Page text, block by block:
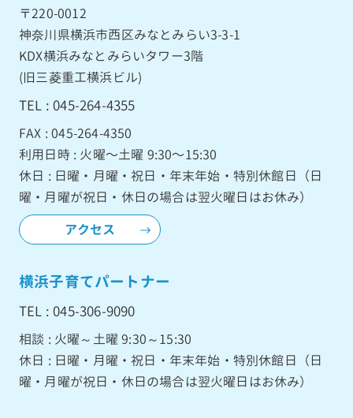
〒220-0012
神奈川県横浜市西区みなとみらい3-3-1
KDX横浜みなとみらいタワー3階
(旧三菱重工横浜ビル)
TEL : 045-264-4355
FAX : 045-264-4350
利用日時 : 火曜〜土曜 9:30〜15:30
休日 : 日曜・月曜・祝日・年末年始・特別休館日（日
曜・月曜が祝日・休日の場合は翌火曜日はお休み）
アクセス
横浜子育てパートナー
TEL : 045-306-9090
相談 : 火曜～土曜 9:30～15:30
休日 : 日曜・月曜・祝日・年末年始・特別休館日（日
曜・月曜が祝日・休日の場合は翌火曜日はお休み）